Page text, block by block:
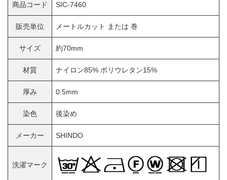
商品コード SIC-7460
販売単位 メートルカット または 巻
サイズ 約70mm
材質 ナイロン85% ポリウレタン15%
厚み 0.5mm
染色 後染め
メーカー SHINDO
洗濯マーク